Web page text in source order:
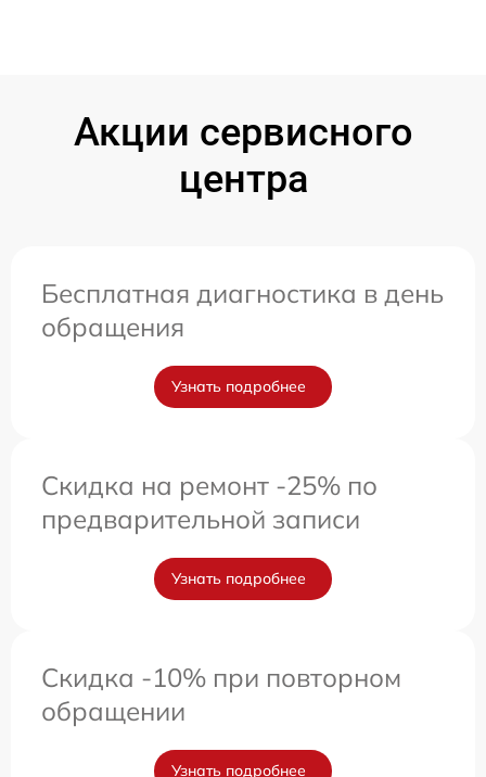
Акции сервисного
центра
Бесплатная диагностика в день
обращения
Узнать подробнее
Скидка на ремонт -25% по
предварительной записи
Узнать подробнее
Скидка -10% при повторном
обращении
Узнать подробнее